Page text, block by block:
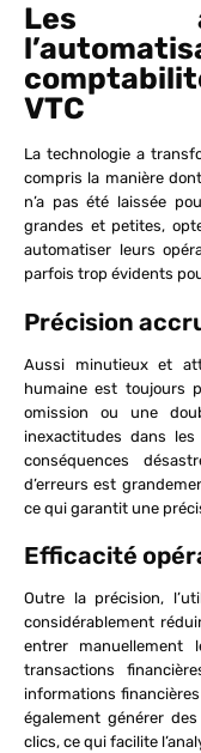
Les
VTC
La technologie a
compris la manière
n’a pas été laissée
grandes et petites,
automatiser leurs
parfois trop évidents
Précision
Aussi minutieux et
humaine est toujours
omission ou une
inexactitudes dans
conséquences
d’erreurs est
ce qui garantit une
Efficacité
Outre la précision,
considérablement
entrer manuellement
transactions
informations
également générer
clics, ce qui facilite